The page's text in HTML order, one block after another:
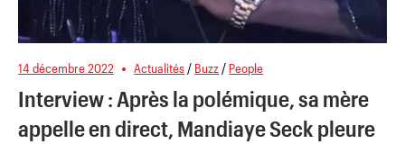
14 décembre 2022 Actualités / Buzz / People
Interview : Après la polémique, sa mère
appelle en direct, Mandiaye Seck pleure